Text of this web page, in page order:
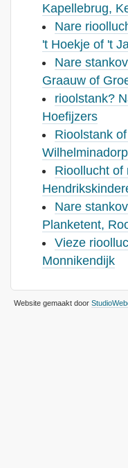
Kapellebrug,
Nare
't Hoekje of 't
Nare
Graauw of
rioolstank?
Hoefijzers
Rioolstank
Rioollucht of
Nare
Planketent,
Vieze
Monnikendijk
Website gemaakt door